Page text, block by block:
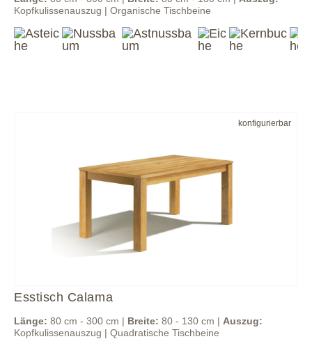
Kopfkulissenauszug | Organische Tischbeine
konfigurierbar
Esstisch Calama
Länge: 80 cm - 300 cm | Breite: 80 - 130 cm | Auszug:
Kopfkulissenauszug | Quadratische Tischbeine